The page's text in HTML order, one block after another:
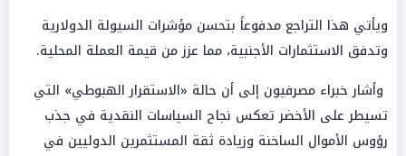
ويأتي هذا التراجع مدفوعاً بتحسن مؤشرات السيولة الدولارية
وتدفق الاستثمارات الأجنبية، مما عزز من قيمة العملة المحلية.
وأشار خبراء مصرفيون إلى أن حالة «الاستقرار الهبوطي» التي
تسيطر على الأخضر تعكس نجاح السياسات النقدية في جذب
رؤوس الأموال الساخنة وزيادة ثقة المستثمرين الدوليين في